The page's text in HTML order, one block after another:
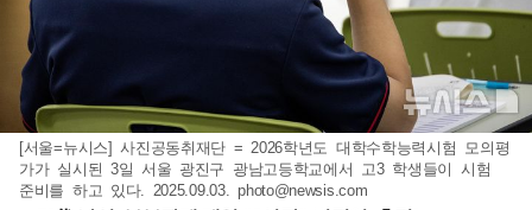
[서울=뉴시스] 사진공동취재단 = 2026학년도 대학수학능력시험 모의평
가가 실시된 3일 서울 광진구 광남고등학교에서 고3 학생들이 시험
준비를 하고 있다. 2025.09.03.photo@newsis.com